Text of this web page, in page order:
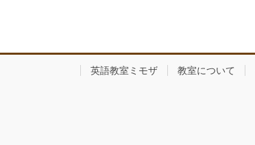
英語教室ミモザ 教室について